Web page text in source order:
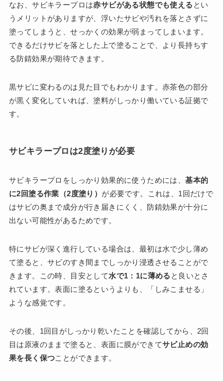
なお、サビキラープロは赤サビがある状態でも使える とい
うメリットがありますが、浮いたサビや汚れを落とさずに
塗ってしまうと、せっかくの効果が弱まってしまいます。
できるだけサビを落とした上で塗ることで、より長持ちす
る防錆効果が期待できます。
黒サビに変わるのは見た目でもわかります。赤茶色の部分
が黒く変化していれば、塗料がしっかり働いている証拠で
す。
サビキラープロは2度塗りが必要
サビキラープロをしっかり効果的に使うためには、基本的
に2回塗る作業（2度塗り） が必要です。これは、1回だけで
はサビの奥まで成分が行き届きにくく、防錆効果が十分に
出ない可能性があるためです。
特にサビが深く進行している場合は、最初は水で少し薄め
て塗ると、サビのすき間までしっかり浸透させることがで
きます。この時、目安として水で1：1に薄める と良いとさ
れています。表面に塗るというよりも、「しみこませる」
ような感覚です。
その後、1回目がしっかり乾いたことを確認してから、2回
目は原液のままで塗ると、表面に膜ができてサビ止めの効
果を長く保つことができます。